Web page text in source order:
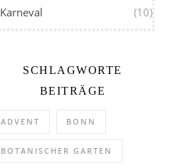
Karneval (10)
SCHLAGWORTE
BEITRÄGE
ADVENT BONN
BOTANISCHER GARTEN